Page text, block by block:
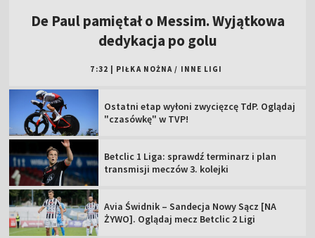
De Paul pamiętał o Messim. Wyjątkowa
dedykacja po golu
7:32 PIŁKA NOŻNA / INNE LIGI
Ostatni etap wyłoni zwycięzcę TdP. Oglądaj
"czasówkę" w TVP!
Betclic 1 Liga: sprawdź terminarz i plan
transmisji meczów 3. kolejki
Avia Świdnik – Sandecja Nowy Sącz [NA
ŻYWO]. Oglądaj mecz Betclic 2 Ligi